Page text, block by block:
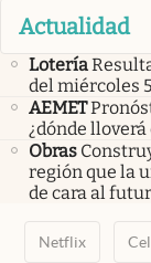
Actualidad
Lotería
del miércoles
AEMET
¿dónde lloverá
Obras
región que la
de cara al
Netflix